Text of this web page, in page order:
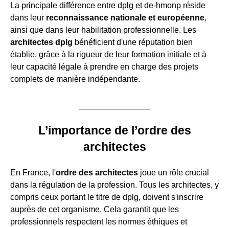
La principale différence entre dplg et de-hmonp réside
dans leur reconnaissance nationale et européenne,
ainsi que dans leur habilitation professionnelle. Les
architectes dplg bénéficient d'une réputation bien
établie, grâce à la rigueur de leur formation initiale et à
leur capacité légale à prendre en charge des projets
complets de manière indépendante.
L’importance de l’ordre des
architectes
En France, l'ordre des architectes joue un rôle crucial
dans la régulation de la profession. Tous les architectes, y
compris ceux portant le titre de dplg, doivent s'inscrire
auprès de cet organisme. Cela garantit que les
professionnels respectent les normes éthiques et